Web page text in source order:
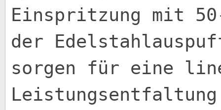
Einspritzung mit 50-
der
sorgen für eine